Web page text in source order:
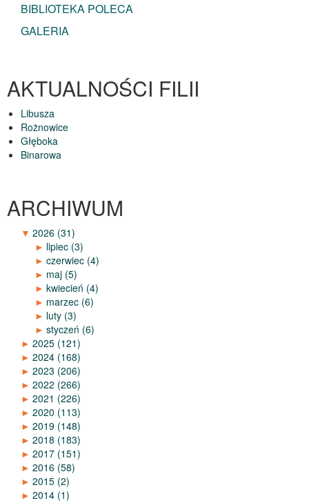
BIBLIOTEKA POLECA
GALERIA
AKTUALNOŚCI FILII
Libusza
Rożnowice
Głęboka
Binarowa
ARCHIWUM
▼ 2026 (31)
► lipiec (3)
► czerwiec (4)
► maj (5)
► kwiecień (4)
► marzec (6)
► luty (3)
► styczeń (6)
► 2025 (121)
► 2024 (168)
► 2023 (206)
► 2022 (266)
► 2021 (226)
► 2020 (113)
► 2019 (148)
► 2018 (183)
► 2017 (151)
► 2016 (58)
► 2015 (2)
► 2014 (1)